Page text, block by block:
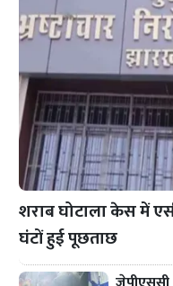
शराब घोटाला केस में
घंटों हुई पूछताछ